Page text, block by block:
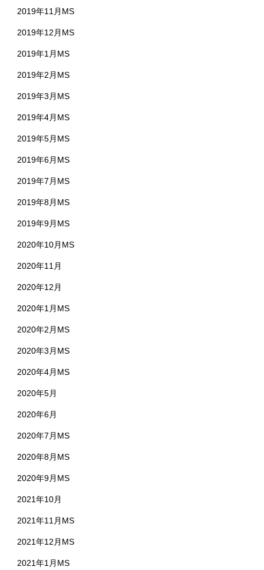
2019年11月MS
2019年12月MS
2019年1月MS
2019年2月MS
2019年3月MS
2019年4月MS
2019年5月MS
2019年6月MS
2019年7月MS
2019年8月MS
2019年9月MS
2020年10月MS
2020年11月
2020年12月
2020年1月MS
2020年2月MS
2020年3月MS
2020年4月MS
2020年5月
2020年6月
2020年7月MS
2020年8月MS
2020年9月MS
2021年10月
2021年11月MS
2021年12月MS
2021年1月MS